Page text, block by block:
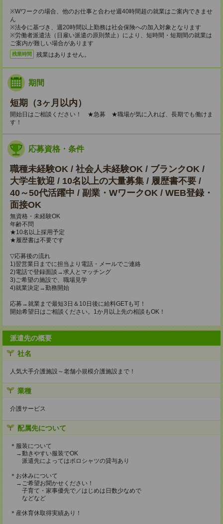
※Wワークの場合、他のお仕事と合わせ週40時間超の就業はご案内できませ
ん
※法令に基づき、週20時間以上勤務は社会保険への加入対象となります
※労働者派遣法（日雇い派遣の原則禁止）により、短時間・短期間の就業は
ご案内が難しい場合があります
残業時間 残業はありません。
期間
短期（3ヶ月以内）
開始日はご相談ください！ ★急募 ★職場が気に入れば、長期でも働けま
す！
応募資格・条件
職種未経験OK / 社会人未経験OK / ブランクOK /
大学生歓迎 / 10名以上の大量募集 / 履歴書不要 /
40～50代活躍中 / 副業・WワークOK / WEB登録・
面接OK
無資格・未経験OK
年齢不問
★10名以上採用予定
★履歴書は不要です
▽応募後の流れ
1)翌営業日までに担当より電話・メールでご連絡
2)電話で登録面談→求人とマッチング
3)ご希望の施設で、職場見学
4)就業決定→勤務開始
応募→就業まで最短3日＆10日後に給料GETも可！
開始希望日はご相談ください。1か月以上先の相談もOK！
派遣先の概要
社名
人気大手介護施設～老舗小規模介護施設まで！
業種
介護サービス
配属先について
＊服装について
→動きやすい服装でOK
派遣先によってはポロシャツの貸与あり
＊お休みについて
→ご希望お聞かせください！
子育て・家事優先で／はじめは日数少なめで
などなど
＊産休育休取得実績あり！